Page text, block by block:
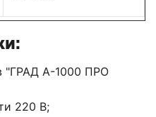
"ГРАД А-1000 ПРО
220 В;